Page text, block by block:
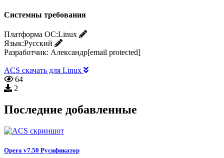
Системны требования
Платформа ОС:Linux
Язык:Русский
Разработчик: Александр[email protected]
ACS скачать для Linux
64
2
Последние добавленные
Opera v7.50 Русификатор